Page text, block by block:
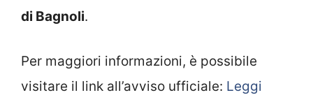
di Bagnoli.
Per maggiori informazioni, è possibile
visitare il link all’avviso ufficiale: Leggi